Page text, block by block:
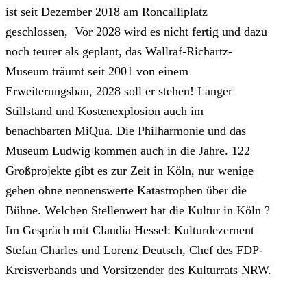
ist seit Dezember 2018 am Roncalliplatz
geschlossen, Vor 2028 wird es nicht fertig und dazu
noch teurer als geplant, das Wallraf-Richartz-
Museum träumt seit 2001 von einem
Erweiterungsbau, 2028 soll er stehen! Langer
Stillstand und Kostenexplosion auch im
benachbarten MiQua. Die Philharmonie und das
Museum Ludwig kommen auch in die Jahre. 122
Großprojekte gibt es zur Zeit in Köln, nur wenige
gehen ohne nennenswerte Katastrophen über die
Bühne. Welchen Stellenwert hat die Kultur in Köln ?
Im Gespräch mit Claudia Hessel: Kulturdezernent
Stefan Charles und Lorenz Deutsch, Chef des FDP-
Kreisverbands und Vorsitzender des Kulturrats NRW.